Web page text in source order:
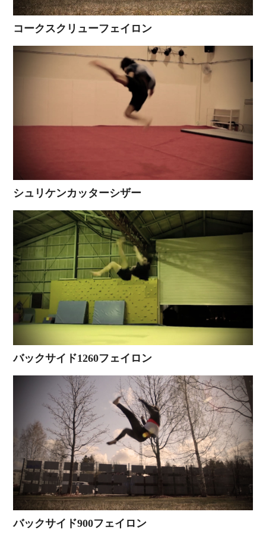
コークスクリューフェイロン
シュリケンカッターシザー
バックサイド1260フェイロン
バックサイド900フェイロン